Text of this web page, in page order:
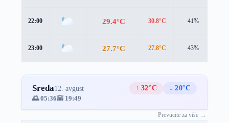
22:00 29.4°C 30.8°C 41%
23:00 27.7°C 27.8°C 43%
Sreda12. avgust ↑ 32°C
↓ 20°C
🌅 05:36🌇 19:49
Prevucite za više →